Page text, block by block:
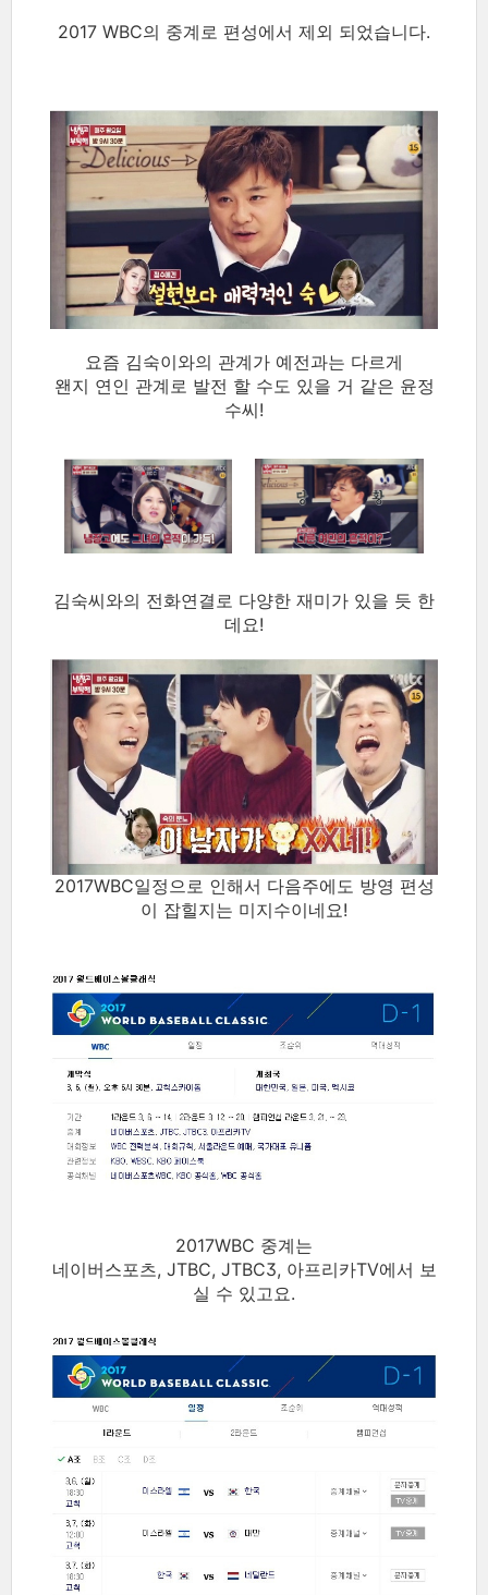
2017 WBC의 중계로 편성에서 제외 되었습니다.
요즘 김숙이와의 관계가 예전과는 다르게
왠지 연인 관계로 발전 할 수도 있을 거 같은 윤정
수씨!
김숙씨와의 전화연결로 다양한 재미가 있을 듯 한
데요!
2017WBC일정으로 인해서 다음주에도 방영 편성
이 잡힐지는 미지수이네요!
2017WBC 중계는
네이버스포츠, JTBC, JTBC3, 아프리카TV에서 보
실 수 있고요.